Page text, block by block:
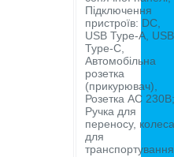
Підключення
пристроїв: DC,
USB Type-A, USB
Type-C,
Автомобільна
розетка
(прикурювач),
Розетка AC 230В;
Ручка для
переносу, колеса
для